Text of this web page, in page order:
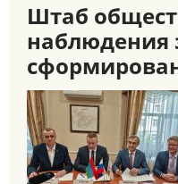
Штаб
наблюдения